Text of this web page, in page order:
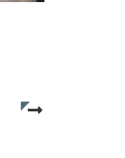
Read more...